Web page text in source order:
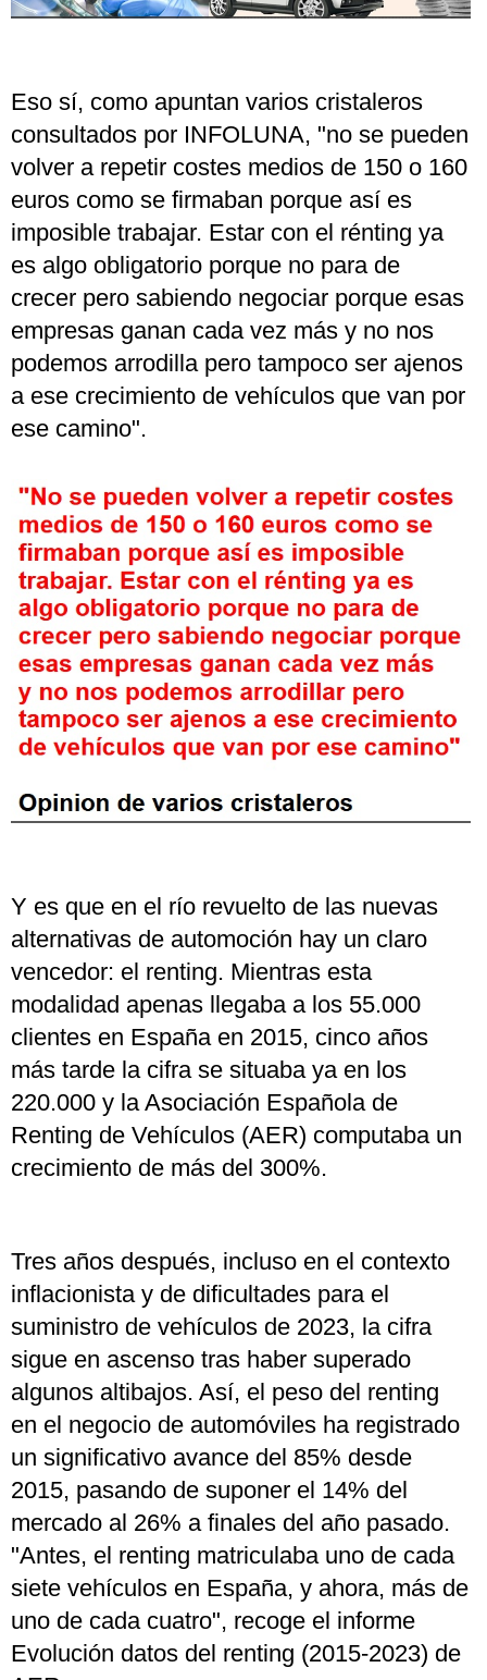
Eso sí, como apuntan varios cristaleros
consultados por INFOLUNA, "no se pueden
volver a repetir costes medios de 150 o 160
euros como se firmaban porque así es
imposible trabajar. Estar con el rénting ya
es algo obligatorio porque no para de
crecer pero sabiendo negociar porque esas
empresas ganan cada vez más y no nos
podemos arrodilla pero tampoco ser ajenos
a ese crecimiento de vehículos que van por
ese camino".
Y es que en el río revuelto de las nuevas
alternativas de automoción hay un claro
vencedor: el renting. Mientras esta
modalidad apenas llegaba a los 55.000
clientes en España en 2015, cinco años
más tarde la cifra se situaba ya en los
220.000 y la Asociación Española de
Renting de Vehículos (AER) computaba un
crecimiento de más del 300%.
Tres años después, incluso en el contexto
inflacionista y de dificultades para el
suministro de vehículos de 2023, la cifra
sigue en ascenso tras haber superado
algunos altibajos. Así, el peso del renting
en el negocio de automóviles ha registrado
un significativo avance del 85% desde
2015, pasando de suponer el 14% del
mercado al 26% a finales del año pasado.
"Antes, el renting matriculaba uno de cada
siete vehículos en España, y ahora, más de
uno de cada cuatro", recoge el informe
Evolución datos del renting (2015-2023) de